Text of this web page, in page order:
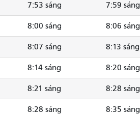
7:53 sáng 7:59 sáng
8:00 sáng 8:06 sáng
8:07 sáng 8:13 sáng
8:14 sáng 8:20 sáng
8:21 sáng 8:28 sáng
8:28 sáng 8:35 sáng